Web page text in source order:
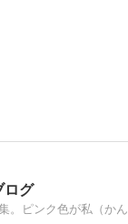
ログ
ピンク色が私（かん